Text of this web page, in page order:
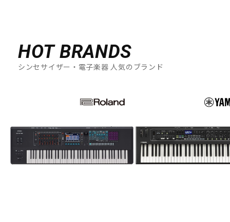
HOT BRANDS
シンセサイザー・電子楽器 人気のブランド